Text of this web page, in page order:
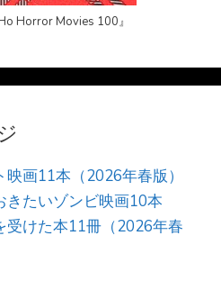
Horror Movies 100』
画11本（2026年春版）
きたいゾンビ映画10本
受けた本11冊（2026年春